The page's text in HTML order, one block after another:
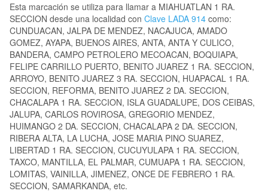
Esta marcación se utiliza para llamar a MIAHUATLAN 1 RA.
SECCION desde una localidad con Clave LADA 914 como:
CUNDUACAN, JALPA DE MENDEZ, NACAJUCA, AMADO
GOMEZ, AYAPA, BUENOS AIRES, ANTA, ANTA Y CULICO,
BANDERA, CAMPO PETROLERO MECOACAN, BOQUIAPA,
FELIPE CARRILLO PUERTO, BENITO JUAREZ 1 RA. SECCION,
ARROYO, BENITO JUAREZ 3 RA. SECCION, HUAPACAL 1 RA.
SECCION, REFORMA, BENITO JUAREZ 2 DA. SECCION,
CHACALAPA 1 RA. SECCION, ISLA GUADALUPE, DOS CEIBAS,
JALUPA, CARLOS ROVIROSA, GREGORIO MENDEZ,
HUIMANGO 2 DA. SECCION, CHACALAPA 2 DA. SECCION,
RIBERA ALTA, LA LUCHA, JOSE MARIA PINO SUAREZ,
LIBERTAD 1 RA. SECCION, CUCUYULAPA 1 RA. SECCION,
TAXCO, MANTILLA, EL PALMAR, CUMUAPA 1 RA. SECCION,
LOMITAS, VAINILLA, JIMENEZ, ONCE DE FEBRERO 1 RA.
SECCION, SAMARKANDA, etc.